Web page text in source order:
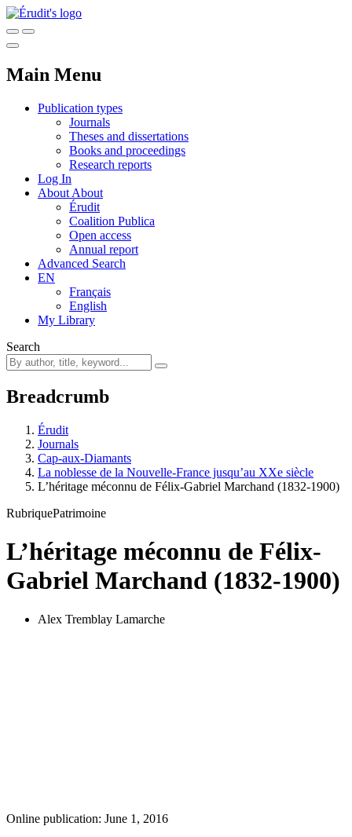
Main Menu
Publication types
Journals
Theses and dissertations
Books and proceedings
Research reports
Log In
About About
Érudit
Coalition Publica
Open access
Annual report
Advanced Search
EN
Français
English
My Library
Search
Breadcrumb
Érudit
Journals
Cap-aux-Diamants
La noblesse de la Nouvelle-France jusqu’au XXe siècle
L’héritage méconnu de Félix-Gabriel Marchand (1832-1900)
RubriquePatrimoine
L’héritage méconnu de Félix-
Gabriel Marchand (1832-1900)
Alex Tremblay Lamarche
Online publication: June 1, 2016